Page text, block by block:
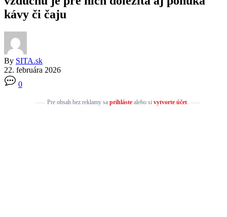
kávy či čaju
By SITA.sk
22. februára 2026
0
Pre obsah bez reklamy sa prihlástealebo si vytvorte účet.